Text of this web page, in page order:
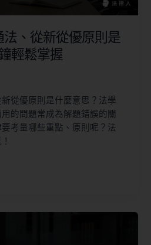
、從新從優原則是
輕鬆掌握
從優原則是什麼意思？法學
的問題常成為解題錯誤的關
考量哪些重點、原則呢？法